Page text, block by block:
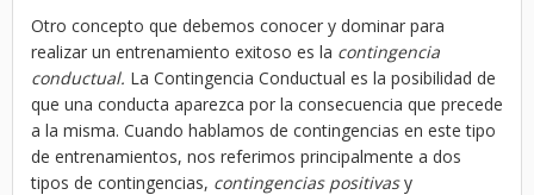
Otro concepto que debemos conocer y dominar para
realizar un entrenamiento exitoso es la contingencia
conductual. La Contingencia Conductual es la posibilidad de
que una conducta aparezca por la consecuencia que precede
a la misma. Cuando hablamos de contingencias en este tipo
de entrenamientos, nos referimos principalmente a dos
tipos de contingencias, contingencias positivasy